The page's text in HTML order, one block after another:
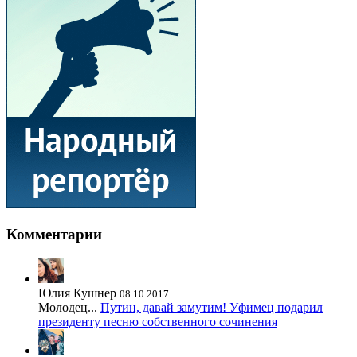
Комментарии
Юлия Кушнер 08.10.2017
Молодец... Путин, давай замутим! Уфимец подарил
президенту песню собственного сочинения